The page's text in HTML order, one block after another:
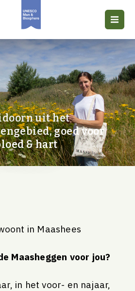
uit het
goed voor
& hart
in Maashees
Maasheggen voor jou?
in het voor- en najaar,